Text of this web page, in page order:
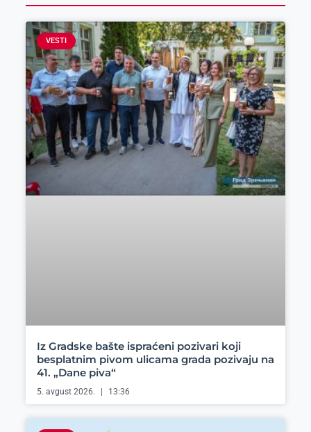
VESTI
Iz Gradske bašte ispraćeni pozivari koji
besplatnim pivom ulicama grada pozivaju na
41. „Dane piva“
5. avgust 2026. 13:36